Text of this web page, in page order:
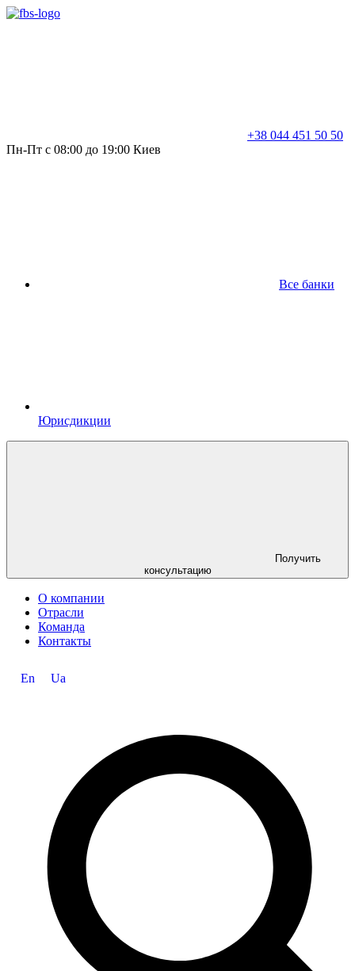
+38 044 451 50 50
Пн-Пт с 08:00 до 19:00 Киев
Все банки
Юрисдикции
Получить
консультацию
О компании
Отрасли
Команда
Контакты
En Ua